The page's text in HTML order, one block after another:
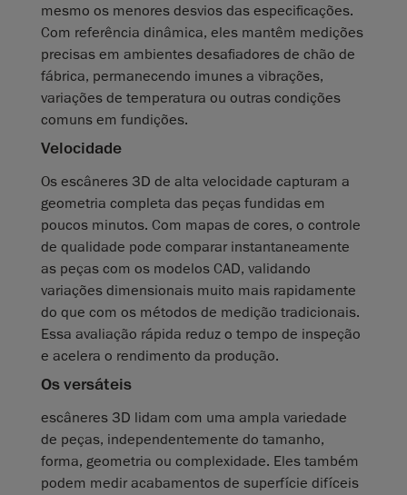
mesmo os menores desvios das especificações.
Com referência dinâmica, eles mantêm medições
precisas em ambientes desafiadores de chão de
fábrica, permanecendo imunes a vibrações,
variações de temperatura ou outras condições
comuns em fundições.
Velocidade
Os escâneres 3D de alta velocidade capturam a
geometria completa das peças fundidas em
poucos minutos. Com mapas de cores, o controle
de qualidade pode comparar instantaneamente
as peças com os modelos CAD, validando
variações dimensionais muito mais rapidamente
do que com os métodos de medição tradicionais.
Essa avaliação rápida reduz o tempo de inspeção
e acelera o rendimento da produção.
Os versáteis
escâneres 3D lidam com uma ampla variedade
de peças, independentemente do tamanho,
forma, geometria ou complexidade. Eles também
podem medir acabamentos de superfície difíceis